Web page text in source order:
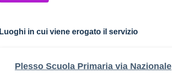
Luoghi in cui viene erogato il servizio
Plesso Scuola Primaria via Nazionale